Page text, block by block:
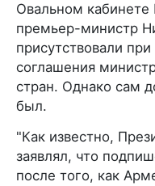
Овальном
премьер-министр
присутствовали
соглашения
стран. Однако сам
был.
"Как известно,
заявлял, что
после того, как